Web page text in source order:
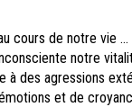
cours de notre vie …
notre
à des agressions
et de